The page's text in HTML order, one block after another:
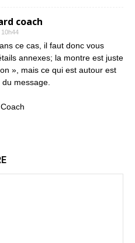
coach
ce cas, il faut donc vous
annexes; la montre est juste
», mais ce qui est autour est
message.